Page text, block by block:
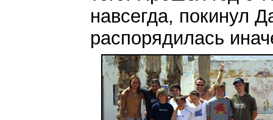
навсегда, покинул
распорядилась